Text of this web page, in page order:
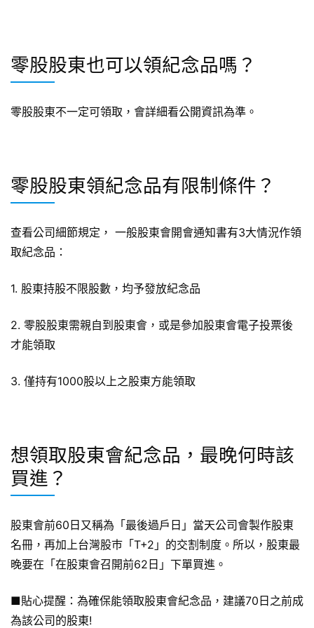
零股股東也可以領紀念品嗎？
零股股東不一定可領取，會詳細看公開資訊為準。
零股股東領紀念品有限制條件？
查看公司細節規定， 一般股東會開會通知書有3大情況作領
取紀念品：
1. 股東持股不限股數，均予發放紀念品
2. 零股股東需親自到股東會，或是參加股東會電子投票後
才能領取
3. 僅持有1000股以上之股東方能領取
想領取股東會紀念品，最晚何時該
買進？
股東會前60日又稱為「最後過戶日」當天公司會製作股東
名冊，再加上台灣股巿「T+2」的交割制度。所以，股東最
晚要在「在股東會召開前62日」下單買進。
■貼心提醒：為確保能領取股東會紀念品，建議70日之前成
為該公司的股東!